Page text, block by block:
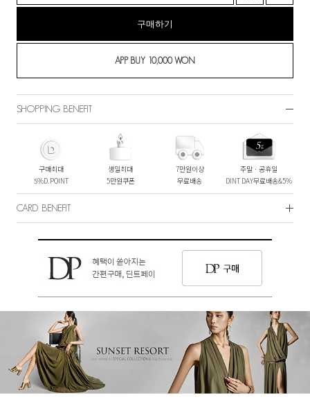
구매하기
SHOPPING BENEFIT
구매최대
5%D.POINT
생일최대
5만원쿠폰
7만원이상
무료배송
주말ㆍ공휴일
DINT DAY무료배송&5%
CARD BENEFIT